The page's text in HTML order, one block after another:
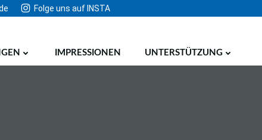
Folge uns auf INSTA
IMPRESSIONEN UNTERSTÜTZUNG